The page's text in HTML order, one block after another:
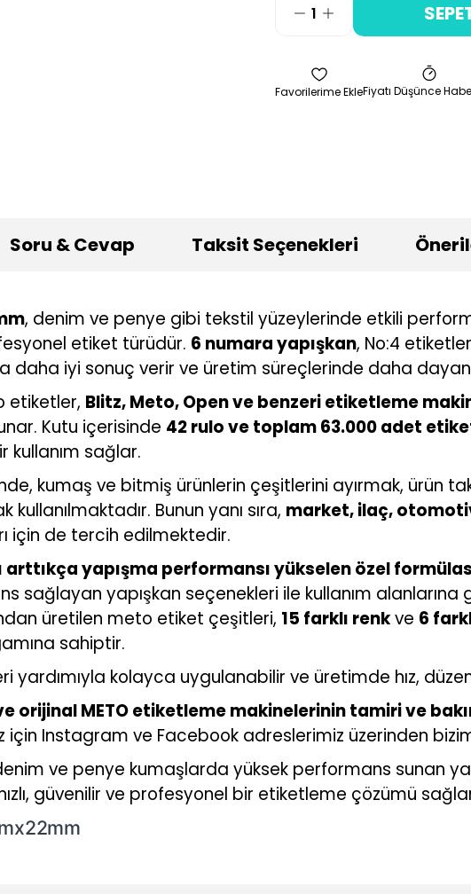
Fiyatı Düşünce
Soru & Cevap Taksit Seçenekleri
, denim ve penye gibi tekstil yüzeylerinde etkili
etiket türüdür. 6 numara yapışkan, No:4
daha iyi sonuç verir ve üretim süreçlerinde daha
etiketler, Blitz, Meto, Open ve benzeri etiketleme
Kutu içerisinde 42 rulo ve toplam 63.000 adet
kullanım sağlar.
kumaş ve bitmiş ürünlerin çeşitlerini ayırmak, ürün
Bunun yanı sıra, market, ilaç,
için de tercih edilmektedir.
arttıkça yapışma performansı yükselen özel
sağlayan yapışkan seçenekleri ile kullanım
üretilen meto etiket çeşitleri, 15 farklı renkve 6
sahiptir.
yardımıyla kolayca uygulanabilir ve üretimde hız,
ve orijinal METO etiketleme makinelerinin tamiri ve
Instagram ve Facebook adreslerimiz üzerinden
ve penye kumaşlarda yüksek performans sunan
güvenilir ve profesyonel bir etiketleme çözümü